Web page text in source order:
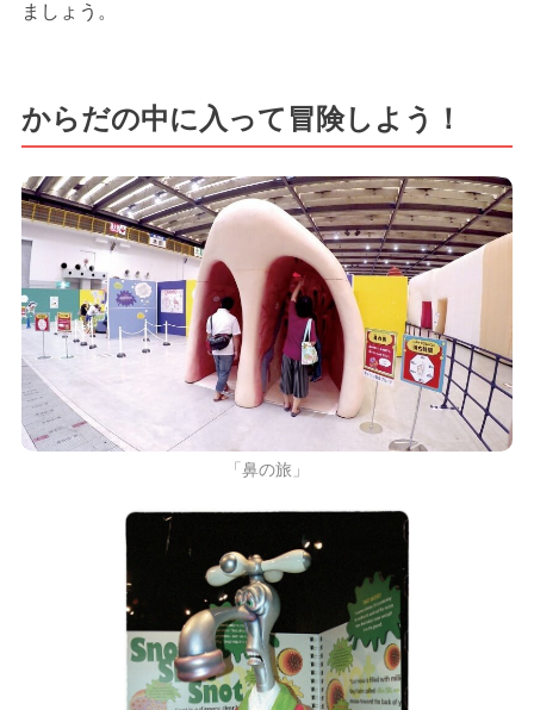
ましょう。
からだの中に入って冒険しよう！
「鼻の旅」